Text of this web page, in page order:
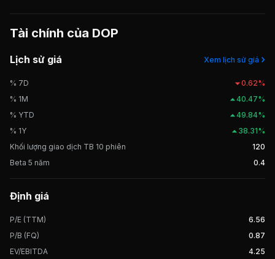
tải xăng dầu, nhớt, khí hóa lỏng và vận tải hàng hóa bằng đường sông
10/2015.
Tài chính của DOP
Lịch sử giá Xem lịch sử giá
% 7D
0.62%
% 1M
40.47%
% YTD
49.84%
% 1Y
38.31%
Khối lượng giao dịch TB 10 phiên
120
Beta 5 năm
0.4
Định giá
P/E (TTM)
6.56
P/B (FQ)
0.87
EV/EBITDA
4.25